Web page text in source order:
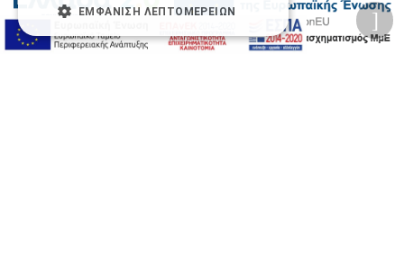
ΕΜΦΆΝΙΣΗ ΛΕΠΤΟΜΕΡΕΙΏΝ